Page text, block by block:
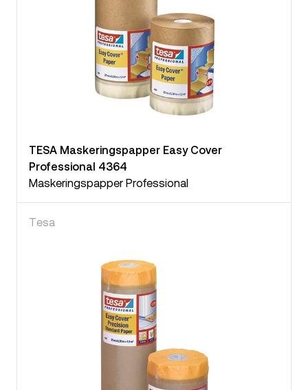
TESA Maskeringspapper Easy Cover
Professional 4364
Maskeringspapper Professional
Tesa